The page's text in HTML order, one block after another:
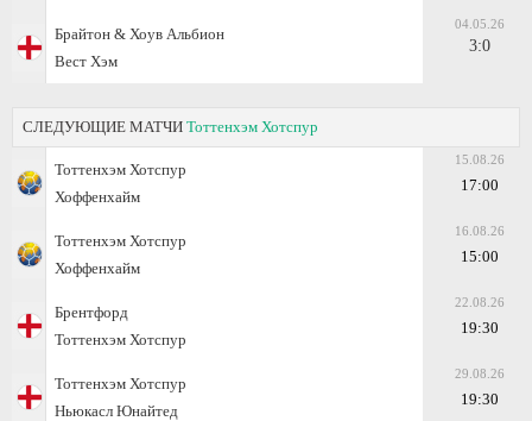
Брайтон & Хоув Альбион
Вест Хэм
04.05.26
3:0
СЛЕДУЮЩИЕ МАТЧИ Тоттенхэм Хотспур
Тоттенхэм Хотспур
Хоффенхайм
15.08.26
17:00
Тоттенхэм Хотспур
Хоффенхайм
16.08.26
15:00
Брентфорд
Тоттенхэм Хотспур
22.08.26
19:30
Тоттенхэм Хотспур
Ньюкасл Юнайтед
29.08.26
19:30